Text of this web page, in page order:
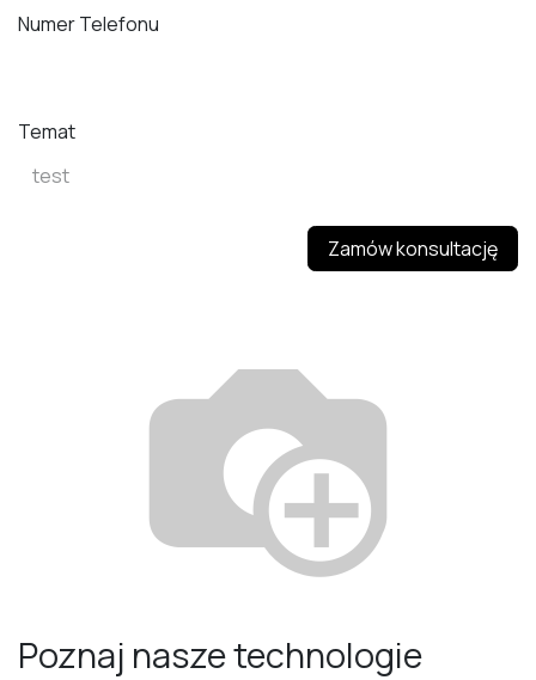
Numer Telefonu
Temat
Zamów konsultację
Poznaj nasze technologie